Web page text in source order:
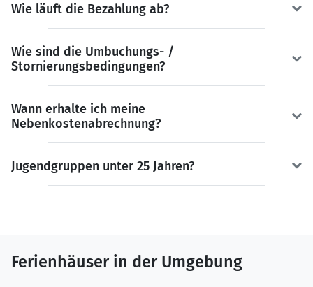
Wie läuft die Bezahlung ab?
Wie sind die Umbuchungs- /
Stornierungsbedingungen?
Wann erhalte ich meine
Nebenkostenabrechnung?
Jugendgruppen unter 25 Jahren?
Ferienhäuser in der Umgebung